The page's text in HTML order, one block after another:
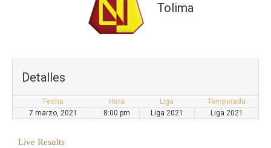
Tolima
Detalles
Fecha Hora Liga
Temporada
7 marzo, 2021
8:00 pm Liga 2021 Liga 2021
Live Results